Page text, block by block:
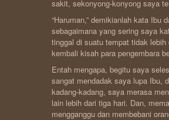
sakit, sekonyong-konyong saya
“Haruman,” demikianlah kata Ibu
sebagaimana yang sering saya
tinggal di suatu tempat tidak
kembali kisah para pengembara
Entah mengapa, begitu saya
sangat mendadak saya lupa Ibu,
kadang-kadang, saya merasa
lain lebih dari tiga hari. Dan,
mengganggu dan membebani